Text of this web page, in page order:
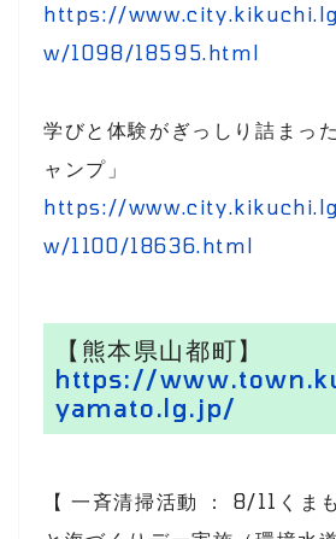
https://
w/1098/18595.html
学びと体験がぎっしり詰まっ
ャンプ」
https://
w/1100/18636.html
【熊本県山都町】
https://
yamato.lg.jp/
【 一斉清掃活動 ： 8/11くま